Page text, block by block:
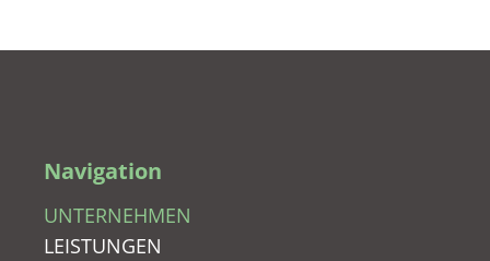
Navigation
UNTERNEHMEN
LEISTUNGEN